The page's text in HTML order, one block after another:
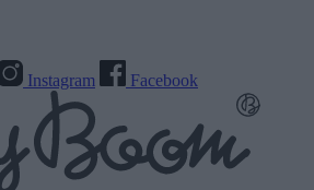
Instagram Facebook